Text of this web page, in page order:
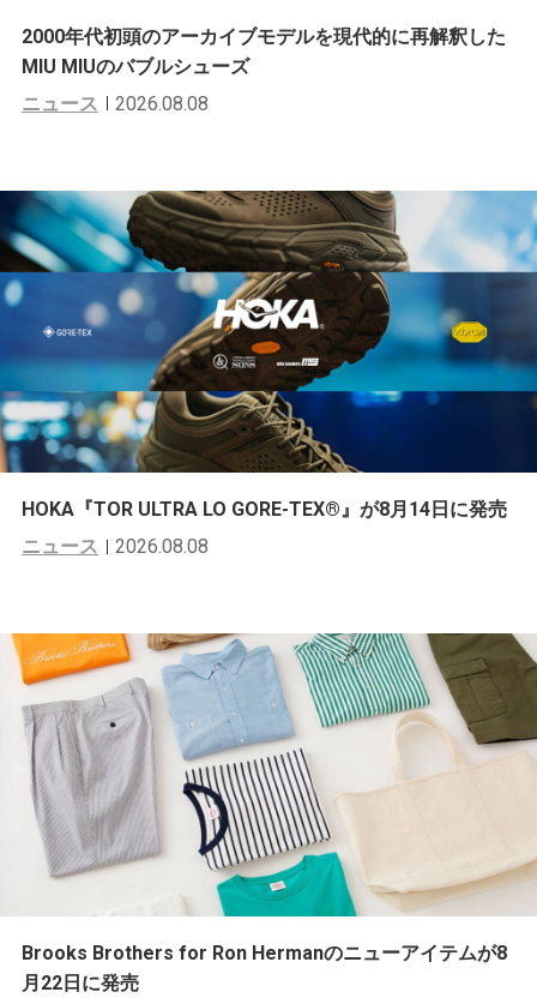
2000年代初頭のアーカイブモデルを現代的に再解釈した
MIU MIUのバブルシューズ
ニュース
2026.08.08
HOKA『TOR ULTRA LO GORE-TEX®︎』が8月14日に発売
ニュース
2026.08.08
Brooks Brothers for Ron Hermanのニューアイテムが8
月22日に発売